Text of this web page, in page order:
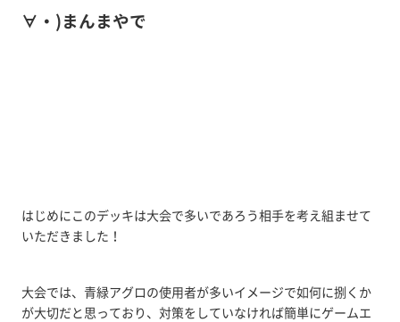
∀・)まんまやで
はじめにこのデッキは大会で多いであろう相手を考え組ませて
いただきました！
大会では、青緑アグロの使用者が多いイメージで如何に捌くか
が大切だと思っており、対策をしていなければ簡単にゲームエ